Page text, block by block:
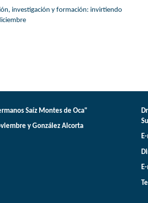
investigación y formación: invirtiendo
Saíz Montes de Oca"
y González Alcorta